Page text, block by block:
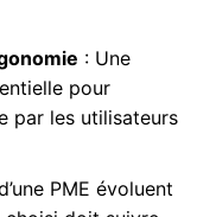
: Une
pour
par les utilisateurs
PME évoluent